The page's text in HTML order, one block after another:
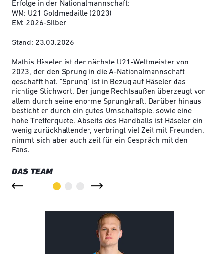
Erfolge in der Nationalmannschaft:
WM: U21 Goldmedaille (2023)
EM: 2026-Silber
Stand: 23.03.2026
Mathis Häseler ist der nächste U21-Weltmeister von
2023, der den Sprung in die A-Nationalmannschaft
geschafft hat. "Sprung" ist in Bezug auf Häseler das
richtige Stichwort. Der junge Rechtsaußen überzeugt vor
allem durch seine enorme Sprungkraft. Darüber hinaus
besticht er durch ein gutes Umschaltspiel sowie eine
hohe Trefferquote. Abseits des Handballs ist Häseler ein
wenig zurückhaltender, verbringt viel Zeit mit Freunden,
nimmt sich aber auch zeit für ein Gespräch mit den
Fans.
DAS TEAM